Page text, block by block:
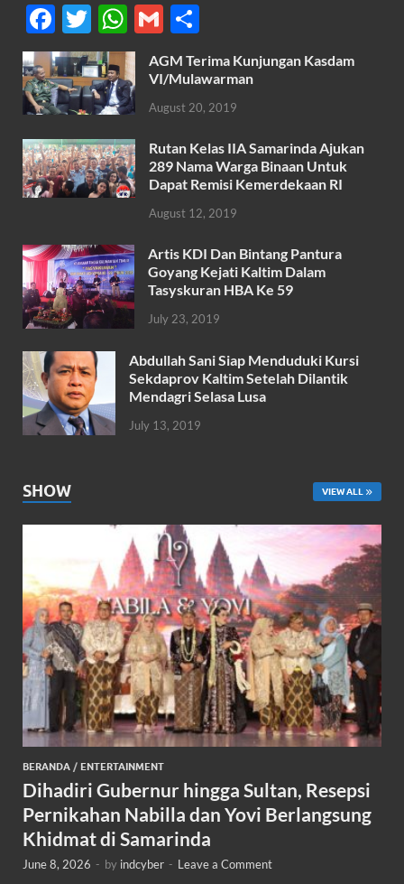
F
ac
e
b
o
o
k
T
w
itt
er
W
h
at
s
A
p
p
G
m
ail
h
ar
e
AGM Terima Kunjungan Kasdam
VI/Mulawarman
August 20, 2019
Rutan Kelas IIA Samarinda Ajukan
289 Nama Warga Binaan Untuk
Dapat Remisi Kemerdekaan RI
August 12, 2019
Artis KDI Dan Bintang Pantura
Goyang Kejati Kaltim Dalam
Tasyskuran HBA Ke 59
July 23, 2019
Abdullah Sani Siap Menduduki Kursi
Sekdaprov Kaltim Setelah Dilantik
Mendagri Selasa Lusa
July 13, 2019
SHOW VIEW ALL
BERANDA / ENTERTAINMENT
Dihadiri Gubernur hingga Sultan, Resepsi
Pernikahan Nabilla dan Yovi Berlangsung
Khidmat di Samarinda
June 8, 2026 - by indcyber - Leave a Comment